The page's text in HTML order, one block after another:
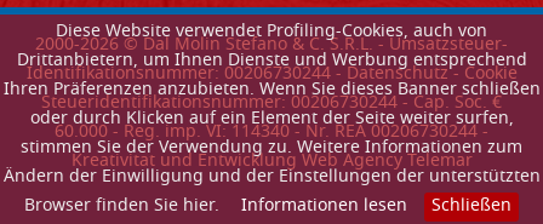
Diese Website verwendet Profiling-Cookies, auch von
Drittanbietern, um Ihnen Dienste und Werbung entsprechend
Ihren Präferenzen anzubieten. Wenn Sie dieses Banner schließen
oder durch Klicken auf ein Element der Seite weiter surfen,
stimmen Sie der Verwendung zu. Weitere Informationen zum
Ändern der Einwilligung und der Einstellungen der unterstützten
Browser finden Sie hier.
Informationen lesen Schließen
2000-2026© Dal Molin Stefano & C. S.R.L. - Umsatzsteuer-
Identifikationsnummer: 00206730244 -Datenschutz-Cookie
Steueridentifikationsnummer: 00206730244 - Cap. Soc. €
60.000 - Reg. imp. VI: 114340 - Nr. REA 00206730244 -
Kreativitat und Entwicklung Web Agency Telemar